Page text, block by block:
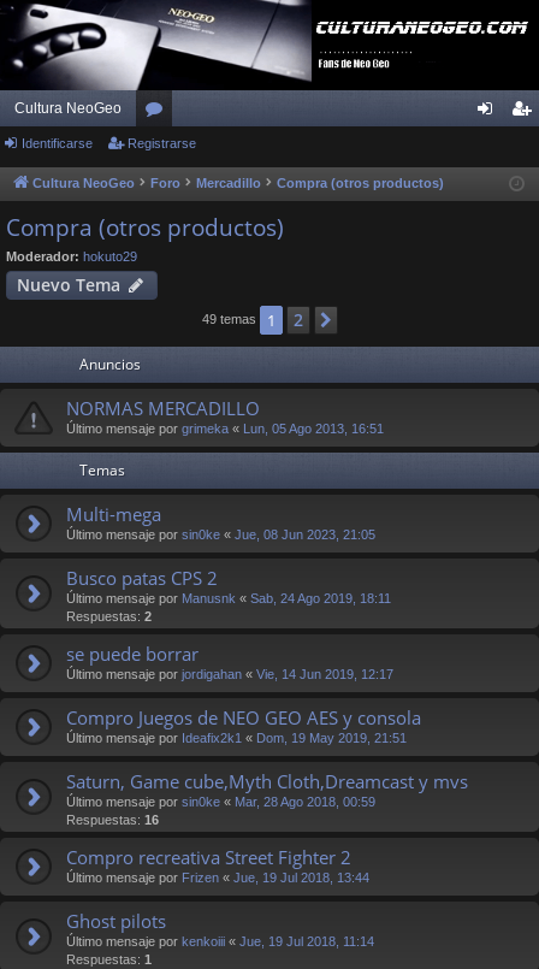
Cultura NeoGeo
or
os ist
Identificarse Registrarse
Cultura NeoGeo Foro Mercadillo Compra (otros productos)
Compra (otros productos)
Moderador: hokuto29
Nuevo Tema
49 temas 1 2
Anuncios
NORMAS MERCADILLO
Último mensaje por grimeka « Lun, 05 Ago 2013, 16:51
Temas
Multi-mega
Último mensaje por sin0ke « Jue, 08 Jun 2023, 21:05
Busco patas CPS 2
Último mensaje por Manusnk « Sab, 24 Ago 2019, 18:11
Respuestas: 2
se puede borrar
Último mensaje por jordigahan « Vie, 14 Jun 2019, 12:17
Compro Juegos de NEO GEO AES y consola
Último mensaje por Ideafix2k1 « Dom, 19 May 2019, 21:51
Saturn, Game cube,Myth Cloth,Dreamcast y mvs
Último mensaje por sin0ke « Mar, 28 Ago 2018, 00:59
Respuestas: 16
Compro recreativa Street Fighter 2
Último mensaje por Frizen « Jue, 19 Jul 2018, 13:44
Ghost pilots
Último mensaje por kenkoiii « Jue, 19 Jul 2018, 11:14
Respuestas: 1